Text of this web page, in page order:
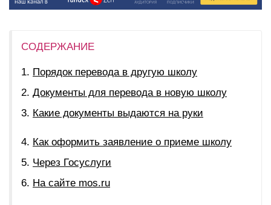
СОДЕРЖАНИЕ
Порядок перевода в другую школу
Документы для перевода в новую школу
Какие документы выдаются на руки
Как оформить заявление о приеме школу
Через Госуслуги
На сайте mos.ru